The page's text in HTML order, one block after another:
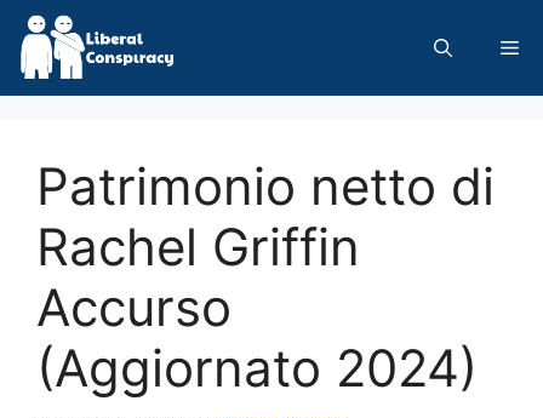
Skip
content
Patrimonio netto di
Rachel Griffin
Accurso
(Aggiornato 2024)